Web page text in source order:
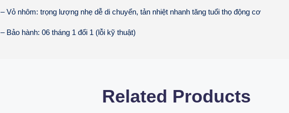
– Vỏ nhôm: trọng lượng nhẹ dễ di chuyển, tản nhiệt nhanh tăng tuổi thọ động cơ
– Bảo hành: 06 tháng 1 đổi 1 (lỗi kỹ thuật)
Related Products